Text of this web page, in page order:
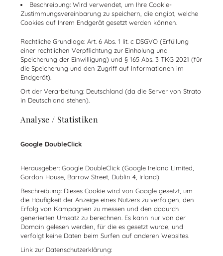
Beschreibung: Wird verwendet, um Ihre Cookie-
Zustimmungsvereinbarung zu speichern, die angibt, welche
Cookies auf Ihrem Endgerät gesetzt werden können.
Rechtliche Grundlage: Art. 6 Abs. 1 lit. c DSGVO (Erfüllung
einer rechtlichen Verpflichtung zur Einholung und
Speicherung der Einwilligung) und § 165 Abs. 3 TKG 2021 (für
die Speicherung und den Zugriff auf Informationen im
Endgerät).
Ort der Verarbeitung: Deutschland (da die Server von Strato
in Deutschland stehen).
Analyse / Statistiken
Google DoubleClick
Herausgeber: Google DoubleClick (Google Ireland Limited,
Gordon House, Barrow Street, Dublin 4, Irland)
Beschreibung: Dieses Cookie wird von Google gesetzt, um
die Häufigkeit der Anzeige eines Nutzers zu verfolgen, den
Erfolg von Kampagnen zu messen und den dadurch
generierten Umsatz zu berechnen. Es kann nur von der
Domain gelesen werden, für die es gesetzt wurde, und
verfolgt keine Daten beim Surfen auf anderen Websites.
Link zur Datenschutzerklärung: